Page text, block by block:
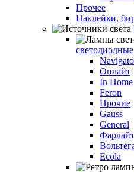
Прочее
Наклейки,
светодиодные
Онлайт
In Home
Feron
Прочие
Gauss
General
Фарлайт
Ecola